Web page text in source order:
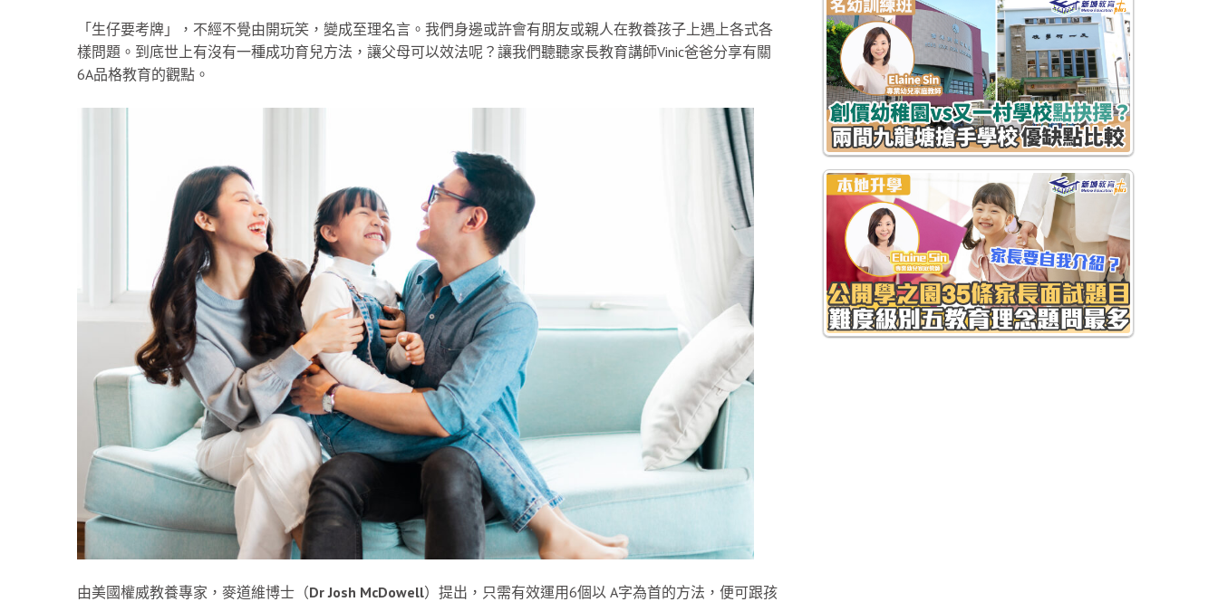
「生仔要考牌」，不經不覺由開玩笑，變成至理名言。我們身邊或許會有朋友或親人在教養孩子上遇上各式各
樣問題。到底世上有沒有一種成功育兒方法，讓父母可以效法呢？讓我們聽聽家長教育講師Vinic爸爸分享有關
6A品格教育的觀點。
由美國權威教養專家，麥道維博士（Dr Josh McDowell）提出，只需有效運用6個以 A字為首的方法，便可跟孩